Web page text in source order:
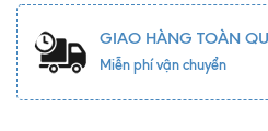
GIAO HÀNG TOÀN
Miễn phí vận chuyển